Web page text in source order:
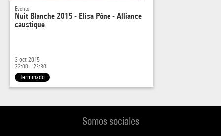
Evento
Nuit Blanche 2015 - Elisa Pône - Alliance
caustique
3 oct 2015
22:00 - 22:30
Terminado
Somos sociales